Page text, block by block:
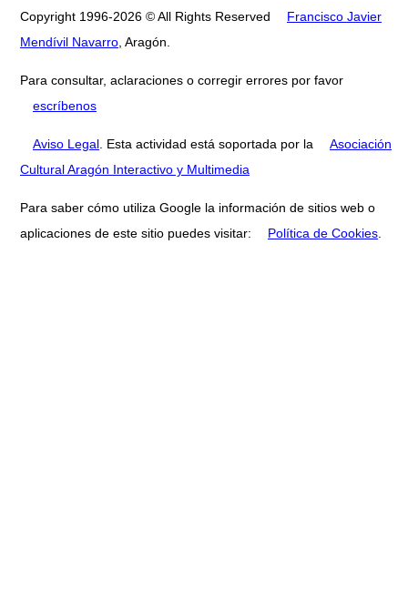
Copyright 1996-2026 © All Rights Reserved
Francisco Javier
Mendívil Navarro , Aragón.
Para consultar, aclaraciones o corregir errores por favor
escríbenos
Aviso Legal . Esta actividad está soportada por la
Asociación
Cultural Aragón Interactivo y Multimedia
Para saber cómo utiliza Google la información de sitios web o
aplicaciones de este sitio puedes visitar:
Política de Cookies